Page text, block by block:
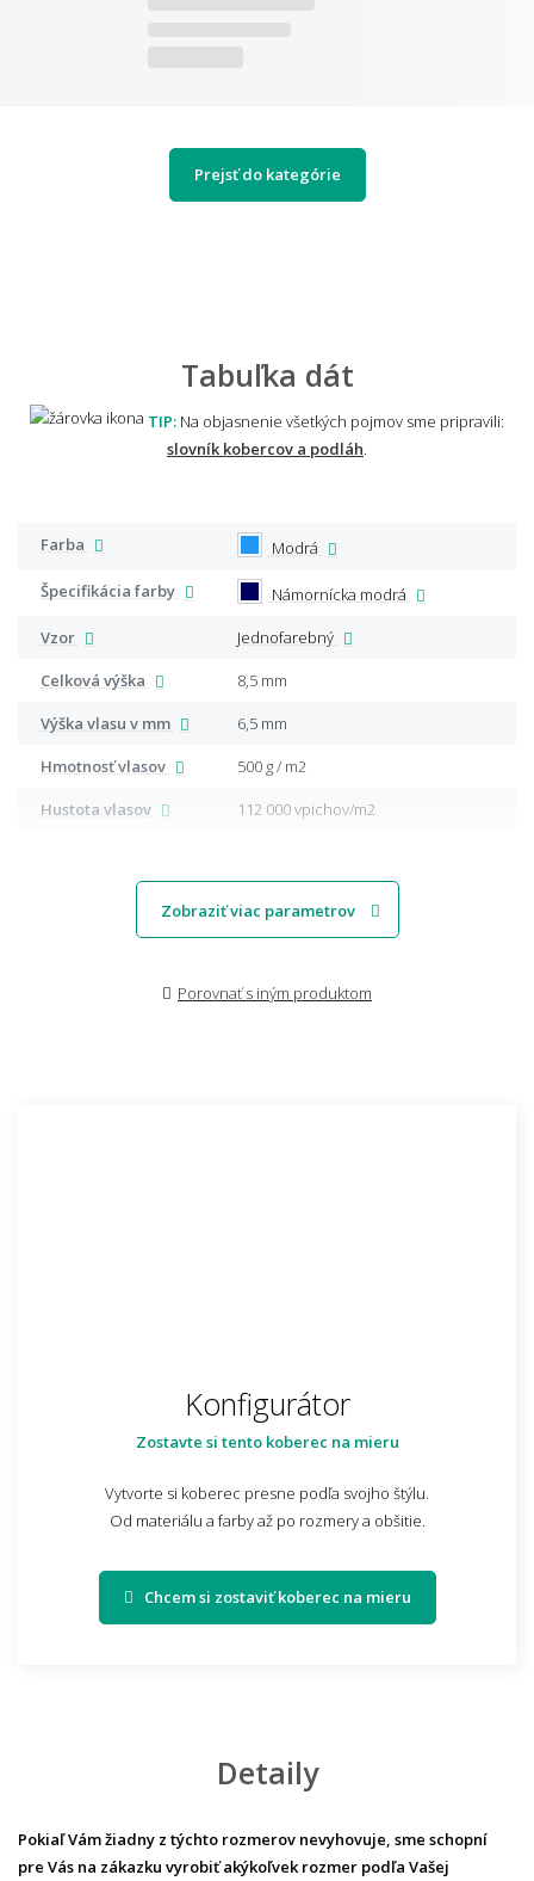
Prejsť do kategórie
Tabuľka dát
TIP: Na objasnenie všetkých pojmov sme pripravili:
slovník kobercov a podláh
Farba
Modrá
Špecifikácia farby
Námornícka modrá
Vzor
Jednofarebný
Celková výška
8,5 mm
Výška vlasu v mm
6,5 mm
Hmotnosť vlasov
500 g / m2
Hustota vlasov
112 000 vpichov/m2
Zobraziť viac parametrov
Porovnať s iným produktom
Konfigurátor
Zostavte si tento koberec na mieru
Vytvorte si koberec presne podľa svojho štýlu.
Od materiálu a farby až po rozmery a obšitie.
Chcem si zostaviť koberec na mieru
Detaily
Pokiaľ Vám žiadny z týchto rozmerov nevyhovuje, sme schopní
pre Vás na zákazku vyrobiť akýkoľvek rozmer podľa Vašej